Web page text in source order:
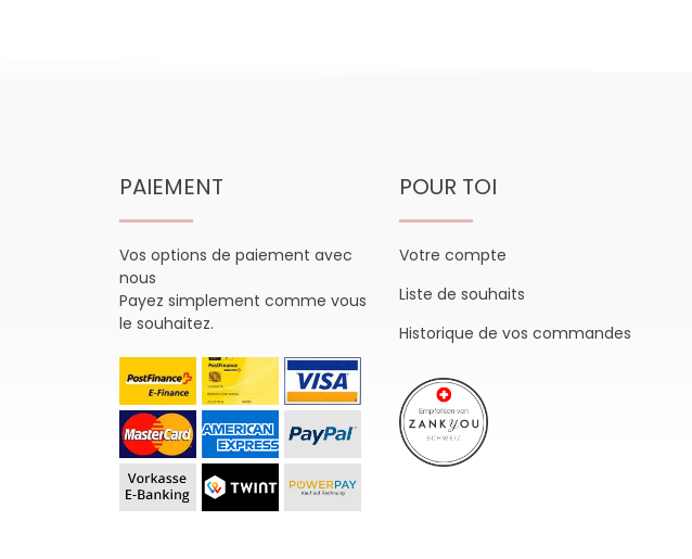
PAIEMENT
Vos options de paiement avec
nous
Payez simplement comme vous
le souhaitez.
POUR TOI
Votre compte
Liste de souhaits
Historique de vos commandes